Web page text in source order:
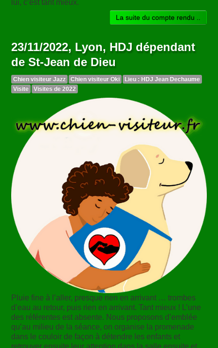
lui, c’est tant mieux.
La suite du compte rendu ..
23/11/2022, Lyon, HDJ dépendant
de St-Jean de Dieu
Chien visiteur Jazz Chien visiteur Oki
Lieu : HDJ Jean Dechaume
Visite
Visites de 2022
Pluie fine à l’aller, presque rien en arrivant … trombes
d’eau au retour, puis rien en arrivant. Tant mieux ! L’une
des référentes est absente. Nous proposons d’emblée
qu’au milieu de la séance, on organise la promenade
dans le couloir de façon à détendre les enfants et
retrouver ensuite leur attention dans la salle ensuite et